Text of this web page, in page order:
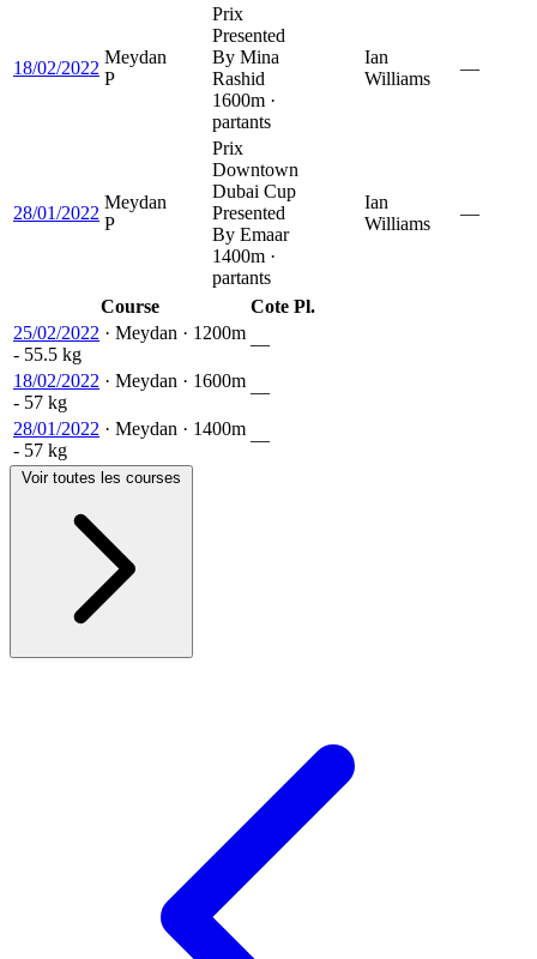
18/02/2022
Meydan
P
Prix
Presented
By Mina
Rashid
1600m ·
partants
Ian
Williams
—
28/01/2022
Meydan
P
Prix
Downtown
Dubai Cup
Presented
By Emaar
1400m ·
partants
Ian
Williams
—
Course Cote Pl.
25/02/2022 · Meydan · 1200m
- 55.5 kg
—
18/02/2022 · Meydan · 1600m
- 57 kg
—
28/01/2022 · Meydan · 1400m
- 57 kg
—
Voir toutes les courses